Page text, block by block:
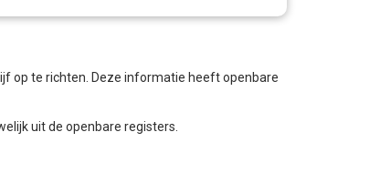
op te richten. Deze informatie heeft openbare
uit de openbare registers.